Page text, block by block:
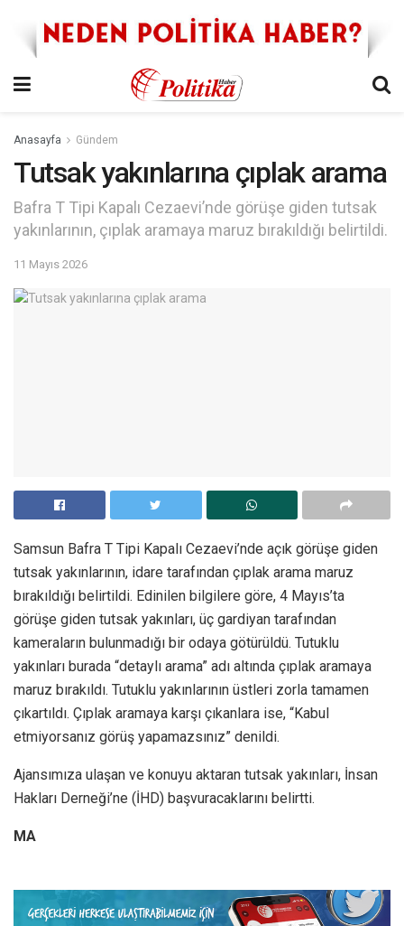
Anasayfa Gündem
Tutsak yakınlarına çıplak arama
Bafra T Tipi Kapalı Cezaevi’nde görüşe giden tutsak
yakınlarının, çıplak aramaya maruz bırakıldığı belirtildi.
11 Mayıs 2026
Samsun Bafra T Tipi Kapalı Cezaevi’nde açık görüşe giden
tutsak yakınlarının, idare tarafından çıplak arama maruz
bırakıldığı belirtildi. Edinilen bilgilere göre, 4 Mayıs’ta
görüşe giden tutsak yakınları, üç gardiyan tarafından
kameraların bulunmadığı bir odaya götürüldü. Tutuklu
yakınları burada “detaylı arama” adı altında çıplak aramaya
maruz bırakıldı. Tutuklu yakınlarının üstleri zorla tamamen
çıkartıldı. Çıplak aramaya karşı çıkanlara ise, “Kabul
etmiyorsanız görüş yapamazsınız” denildi.
Ajansımıza ulaşan ve konuyu aktaran tutsak yakınları, İnsan
Hakları Derneği’ne (İHD) başvuracaklarını belirtti.
MA